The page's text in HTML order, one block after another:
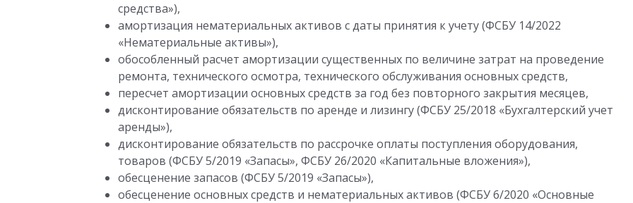
средства»),
амортизация нематериальных активов с даты принятия к учету (ФСБУ 14/2022
«Нематериальные активы»),
обособленный расчет амортизации существенных по величине затрат на проведение
ремонта, технического осмотра, технического обслуживания основных средств,
пересчет амортизации основных средств за год без повторного закрытия месяцев,
дисконтирование обязательств по аренде и лизингу (ФСБУ 25/2018 «Бухгалтерский учет
аренды»),
дисконтирование обязательств по рассрочке оплаты поступления оборудования,
товаров (ФСБУ 5/2019 «Запасы», ФСБУ 26/2020 «Капитальные вложения»),
обесценение запасов (ФСБУ 5/2019 «Запасы»),
обесценение основных средств и нематериальных активов (ФСБУ 6/2020 «Основные